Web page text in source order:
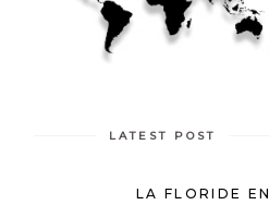
LATEST POST
LA FLORIDE EN